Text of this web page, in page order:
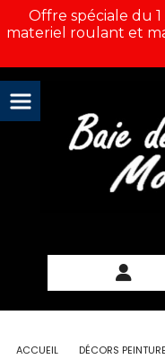
Offre spéciale du
materiel roulant et
ACCUEIL DÉCORS
Panneau de gestion des